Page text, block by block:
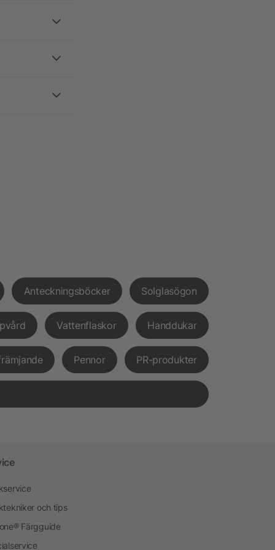
Anteckningsböcker Solglasögon
Vattenflaskor Handdukar
Pennor PR-produkter
och tips
Färgguide